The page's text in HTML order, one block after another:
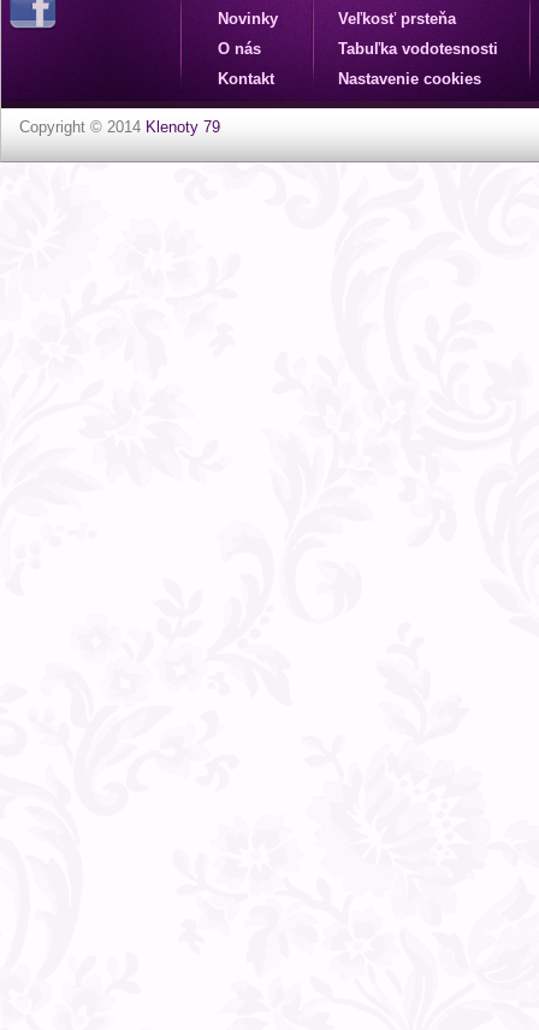
Novinky
O nás
Kontakt
Veľkosť prsteňa
Tabuľka vodotesnosti
Nastavenie cookies
Copyright © 2014 Klenoty 79